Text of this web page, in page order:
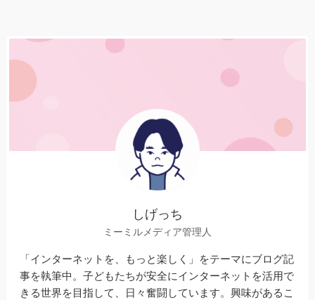
しげっち
ミーミルメディア管理人
「インターネットを、もっと楽しく」をテーマにブログ記
事を執筆中。子どもたちが安全にインターネットを活用で
きる世界を目指して、日々奮闘しています。興味があるこ